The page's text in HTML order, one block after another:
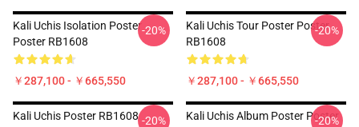
Kali Uchis Isolation Poster
Poster RB1608
￥287,100 - ￥665,550
-20%
Kali Uchis Tour Poster Poster
RB1608
￥287,100 - ￥665,550
-20%
Kali Uchis Poster RB1608 -20%
Kali Uchis Album Poster Poster
-20%